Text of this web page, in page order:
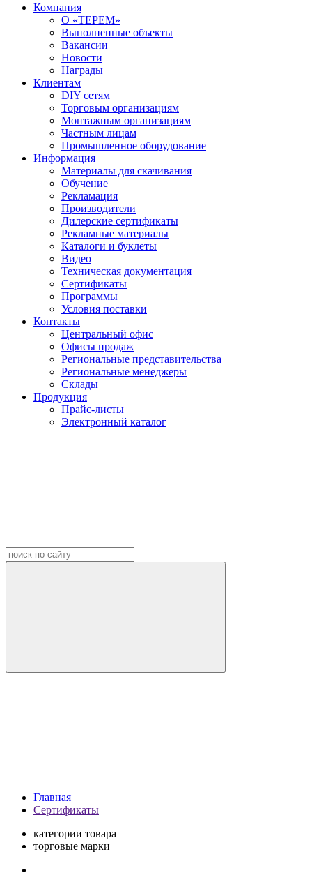
Компания
О «ТЕРЕМ»
Выполненные объекты
Вакансии
Новости
Награды
Клиентам
DIY сетям
Торговым организациям
Монтажным организациям
Частным лицам
Промышленное оборудование
Информация
Материалы для скачивания
Обучение
Рекламация
Производители
Дилерские сертификаты
Рекламные материалы
Каталоги и буклеты
Видео
Техническая документация
Сертификаты
Программы
Условия поставки
Контакты
Центральный офис
Офисы продаж
Региональные представительства
Региональные менеджеры
Склады
Продукция
Прайс-листы
Электронный каталог
Главная
Сертификаты
категории товара
торговые марки